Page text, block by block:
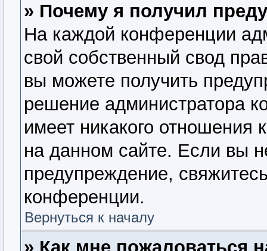
» Почему я получил
На каждой конференции
свой собственный свод
вы можете получить
решение администратора
имеет никакого
на данном сайте. Если вы
предупреждение,
конференции.
Вернуться к началу